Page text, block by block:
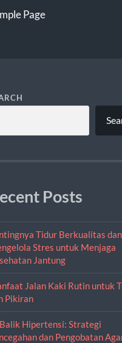
Page
Posts
Tidur Berkualitas dan
Stres untuk Menjaga
Jantung
Jalan Kaki Rutin untuk
Pikiran
Hipertensi: Strategi
dan Pengobatan